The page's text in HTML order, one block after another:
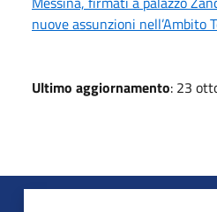
nuove assunzioni nell’Ambito
Ultimo aggiornamento: 23